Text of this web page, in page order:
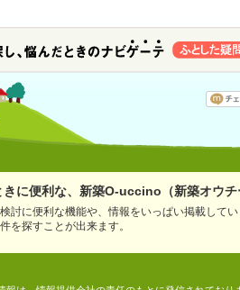
に便利な、新築O-uccino（新築オウチ
討に便利な機能や、情報をいっぱい掲載して
を探すことが出来ます。